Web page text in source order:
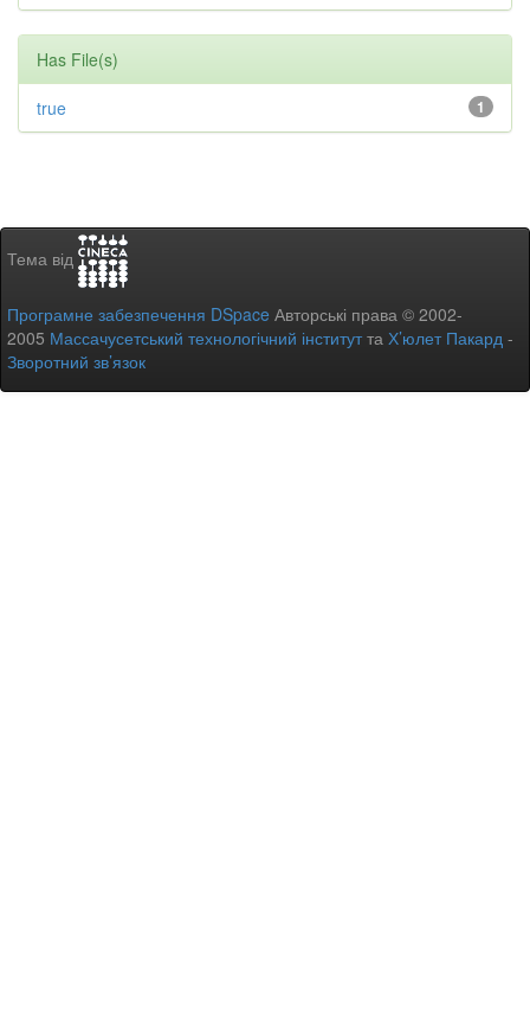
Has File(s)
1
true
Тема від
Програмне забезпечення DSpace Авторські права © 2002-
2005 Массачусетський технологічний інститутта Х’юлет Пакард -
Зворотний зв’язок